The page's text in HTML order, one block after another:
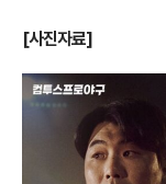
[사진자료]